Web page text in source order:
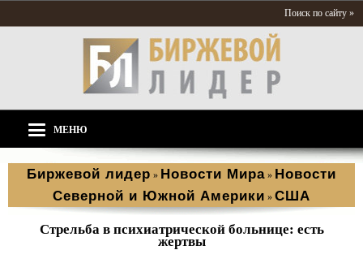
Поиск по сайту »
МЕНЮ
Биржевой лидер » Новости Мира » Новости
Северной и Южной Америки » США
Стрельба в психиатрической больнице: есть
жертвы